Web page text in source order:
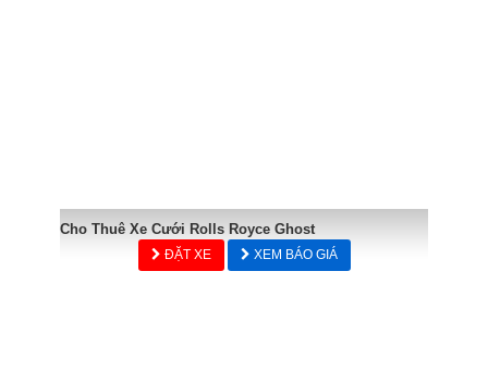
Cho Thuê Xe Cưới Rolls Royce Ghost
ĐẶT XE XEM BÁO GIÁ